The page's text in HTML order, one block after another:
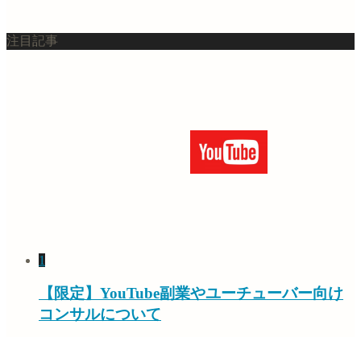
注目記事
1
【限定】YouTube副業やユーチューバー向け
コンサルについて